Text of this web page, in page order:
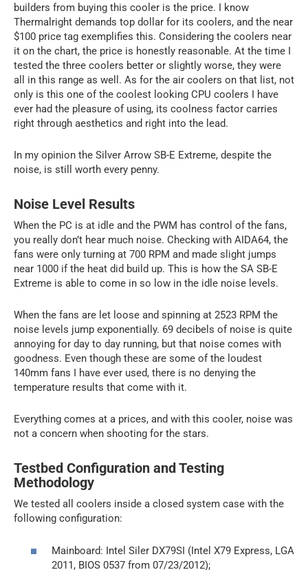
builders from buying this cooler is the price. I know
Thermalright demands top dollar for its coolers, and the near
$100 price tag exemplifies this. Considering the coolers near
it on the chart, the price is honestly reasonable. At the time I
tested the three coolers better or slightly worse, they were
all in this range as well. As for the air coolers on that list, not
only is this one of the coolest looking CPU coolers I have
ever had the pleasure of using, its coolness factor carries
right through aesthetics and right into the lead.
In my opinion the Silver Arrow SB-E Extreme, despite the
noise, is still worth every penny.
Noise Level Results
When the PC is at idle and the PWM has control of the fans,
you really don’t hear much noise. Checking with AIDA64, the
fans were only turning at 700 RPM and made slight jumps
near 1000 if the heat did build up. This is how the SA SB-E
Extreme is able to come in so low in the idle noise levels.
When the fans are let loose and spinning at 2523 RPM the
noise levels jump exponentially. 69 decibels of noise is quite
annoying for day to day running, but that noise comes with
goodness. Even though these are some of the loudest
140mm fans I have ever used, there is no denying the
temperature results that come with it.
Everything comes at a prices, and with this cooler, noise was
not a concern when shooting for the stars.
Testbed Configuration and Testing
Methodology
We tested all coolers inside a closed system case with the
following configuration:
Mainboard: Intel Siler DX79SI (Intel X79 Express, LGA
2011, BIOS 0537 from 07/23/2012);